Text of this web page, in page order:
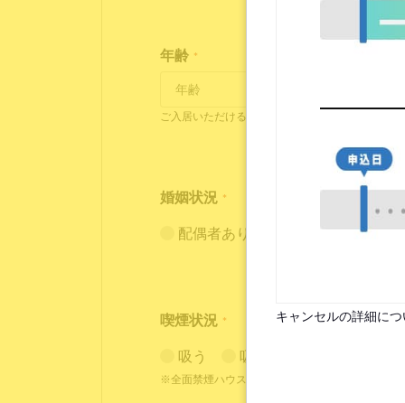
年齢 *
ご入居いただけるのは18歳～35歳の方となります
婚姻状況 *
配偶者あり（入居条件あり）
喫煙状況 *
吸う 吸わない
※全面禁煙ハウスには喫煙者の方はご入居いただ
キャンセルの詳細に